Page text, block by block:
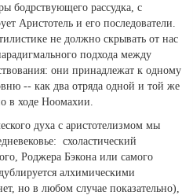
бодрствующего рассудка, с
Аристотель и его последователи.
не должно скрывать от нас
подхода между
они принадлежат к одному
-- как два отряда одной и той же
в ходе Ноомахии.
духа с аристотелизмом мы
схоластический
Роджера Бэкона или самого
алхимическими
но в любом случае показательно),